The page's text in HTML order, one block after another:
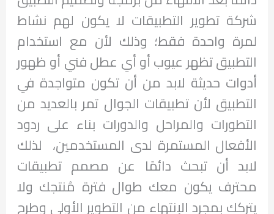
شركة تطوير التطبيقات لا يكون لهم نشاط
لمرة واحدة فقط؛ وذلك لأن مع استخدام
التطبيق تظهر عيوب أو أي عطل فني أو ظهور
أدوات حديثة لابد من أن تكون متواجدة في
التطبيق لأن تطبيقات الجوال تمر بالعديد من
التطورات والمراحل والدورات بناء على ردود
الأفعال المستمرة لدى المستخدمين، لذلك
لابد أن تبحث دائمًا عن مصمم تطبيقات
محترف يكون معك طوال فترة مُنتجك ولا
يتركك بمجرد الإنتهاء من التطوير الأولي وطرح